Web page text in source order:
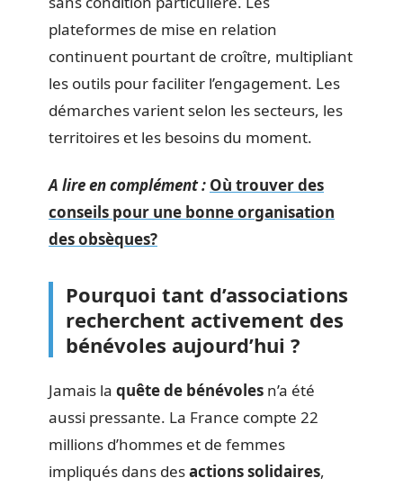
plateformes de mise en relation
continuent pourtant de croître, multipliant
les outils pour faciliter l’engagement. Les
démarches varient selon les secteurs, les
territoires et les besoins du moment.
A lire en complément : Où trouver des
conseils pour une bonne organisation
des obsèques?
Pourquoi tant d’associations
recherchent activement des
bénévoles aujourd’hui ?
Jamais la quête de bénévoles n’a été
aussi pressante. La France compte 22
millions d’hommes et de femmes
impliqués dans desactions solidaires,